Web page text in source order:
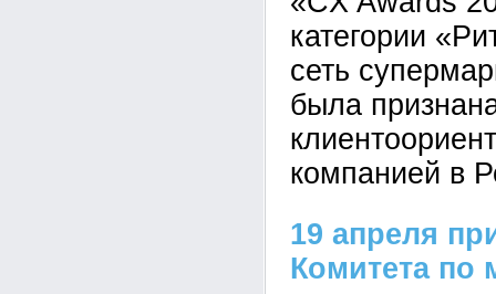
категории
сеть
была
компанией в
19 апреля
Комитета по